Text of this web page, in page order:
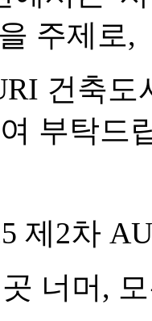
을 주제로,
건축도
부탁드
제2차
너머,